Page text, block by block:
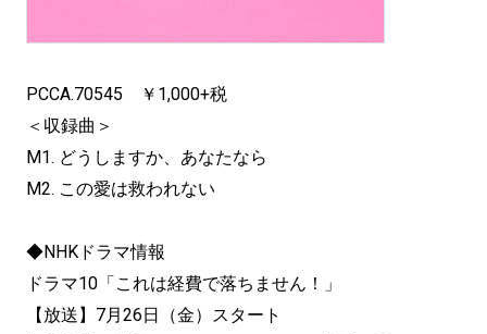
PCCA.70545 ￥1,000+税
＜収録曲＞
M1. どうしますか、あなたなら
M2. この愛は救われない
◆NHKドラマ情報
ドラマ10「これは経費で落ちません！」
【放送】7月26日（金）スタート